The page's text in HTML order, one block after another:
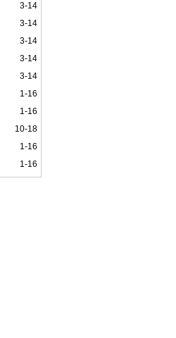
3-14
3-14
3-14
3-14
3-14
1-16
1-16
10-18
1-16
1-16